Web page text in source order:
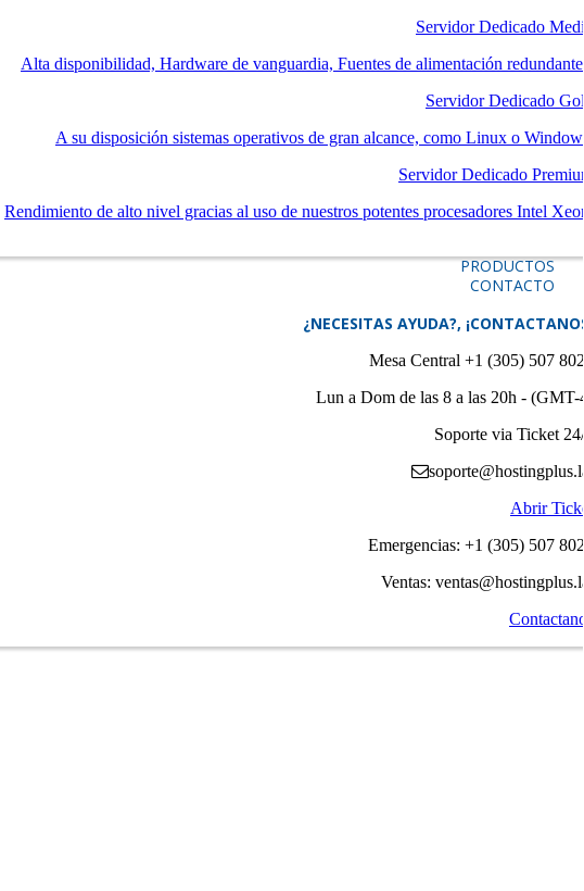
Servidor Dedicado
Alta disponibilidad, Hardware de vanguardia, Fuentes de alimentación
Servidor Dedicado
A su disposición sistemas operativos de gran alcance, como Linux o
Servidor Dedicado
Rendimiento de alto nivel gracias al uso de nuestros potentes procesadores Intel
PRODUCTOS
CONTACTO
¿NECESITAS AYUDA?,
Mesa Central +1 (305) 507
Lun a Dom de las 8 a las 20h - (GMT-
Soporte via Ticket
Abrir
Emergencias: +1 (305) 507
Ventas: